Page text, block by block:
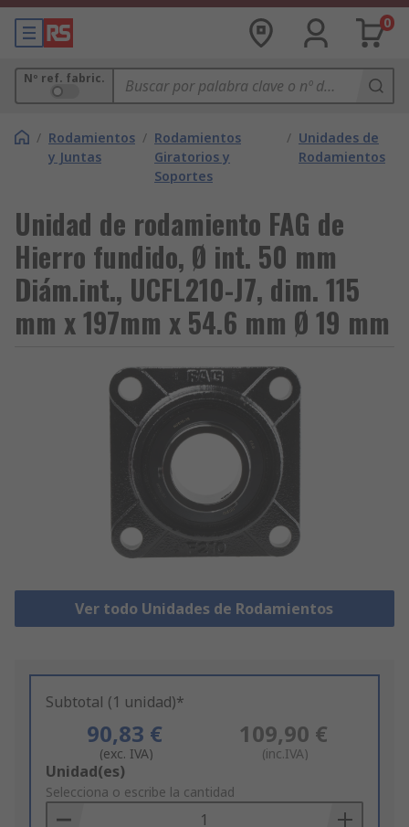
0
Nº ref. fabric.
/ Rodamientos
y Juntas
/ Rodamientos
Giratorios y
Soportes
/ Unidades de
Rodamientos
Unidad de rodamiento FAG de
Hierro fundido, Ø int. 50 mm
Diám.int., UCFL210-J7, dim. 115
mm x 197mm x 54.6 mm Ø 19 mm
Ver todo Unidades de Rodamientos
Subtotal (1 unidad)*
90,83 €
(exc. IVA)
109,90 €
(inc.IVA)
Add
to
Basket
Unidad(es)
Selecciona o escribe la cantidad